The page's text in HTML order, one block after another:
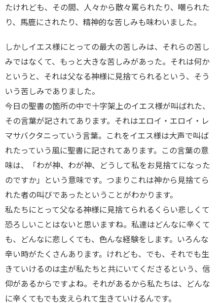
たけれども、その間、人々から散々罵られたり、嘲られた
り、馬鹿にされたり、精神的な苦しみも味わいました。
しかしイエス様にとっての最大の苦しみは、それらの苦し
みではなくて、もっと大きな苦しみがあった。それは何か
というと、それは父なる神様に見捨てられるという、そう
いう苦しみでありました。
今日の聖書の箇所の中で十字架上のイエス様が叫ばれた、
その言葉が記されてあります。それはエロイ・エロイ・レ
マサバクタニっていう言葉。これをイエス様は大声で叫ば
れたっていう風に聖書に記されてあります。この言葉の意
味は、「わが神、わが神、どうして私をお見捨てになった
のですか」という意味です。つまりこれは神から見捨てら
れた者の叫びであったということがわかります。
私たちにとって父なる神様に見捨てられるくらい悲しくて
恐ろしいことはないと思いますね。私達はどんなに辛くて
も、どんなに悲しくても、色んな経験をします。いろんな
辛い時がたくさんあります。けれども、でも、それでも生
きていけるのは主が私たちと共にいてくださるという、信
仰があるからですよね。それがあるから私たちは、どんな
に辛くてもでも支えられて生きていけるんです。